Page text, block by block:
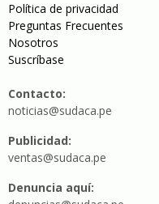
Política de privacidad
Preguntas Frecuentes
Nosotros
Suscríbase
Contacto:
noticias@sudaca.pe
Publicidad:
ventas@sudaca.pe
Denuncia aquí: